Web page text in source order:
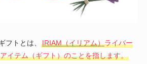
フトとは、 IRIAM（イリアム）ライバー
イテム（ギフト）のことを指します。